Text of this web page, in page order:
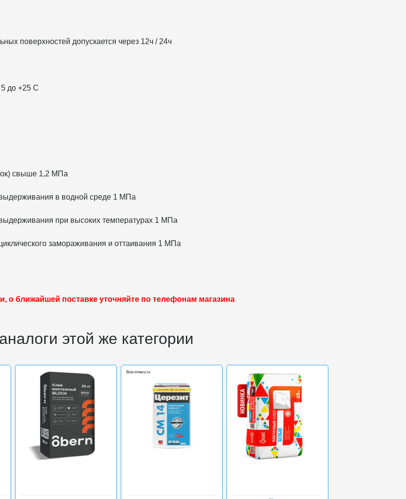
поверхностей допускается через 12ч / 24ч
до +25 С
свыше 1,2 МПа
выдерживания в водной среде 1 МПа
при высоких температурах 1 МПа
замораживания и оттаивания 1 МПа
о ближайшей поставке уточняйте по телефонам магазина
этой же категории